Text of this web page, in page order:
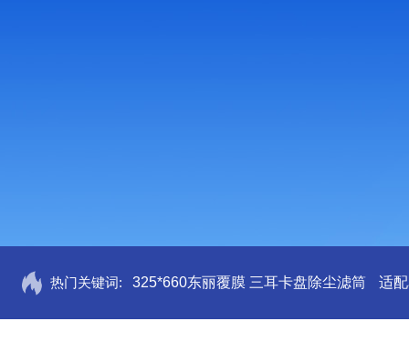
热门关键词: 325*660东丽覆膜 三耳卡盘除尘滤筒 适